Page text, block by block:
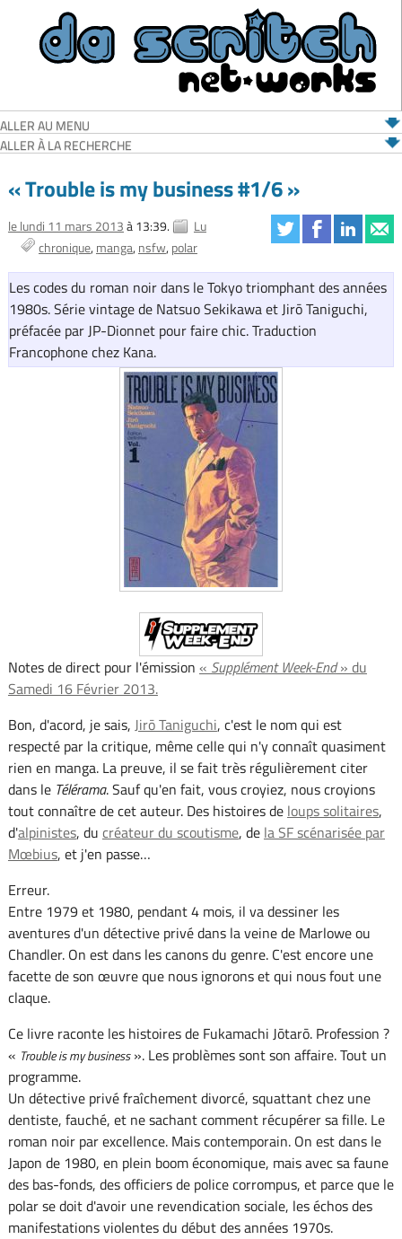
ALLER AU MENU
ALLER À LA RECHERCHE
« Trouble is my business #1/6 »
le lundi 11 mars 2013à 13:39.
Lu
chronique manga nsfw polar
Les codes du roman noir dans le Tokyo triomphant des années
1980s. Série vintage de Natsuo Sekikawa et Jirō Taniguchi,
préfacée par JP-Dionnet pour faire chic. Traduction
Francophone chez Kana.
Notes de direct pour l'émission « Supplément Week-End» du
Samedi 16 Février 2013.
Bon, d'acord, je sais, Jirō Taniguchi, c'est le nom qui est
respecté par la critique, même celle qui n'y connaît quasiment
rien en manga. La preuve, il se fait très régulièrement citer
dans le Télérama. Sauf qu'en fait, vous croyiez, nous croyions
tout connaître de cet auteur. Des histoires de loups solitaires,
d'alpinistes, du créateur du scoutisme, de la SF scénarisée par
Mœbius, et j'en passe…
Erreur.
Entre 1979 et 1980, pendant 4 mois, il va dessiner les
aventures d'un détective privé dans la veine de Marlowe ou
Chandler. On est dans les canons du genre. C'est encore une
facette de son œuvre que nous ignorons et qui nous fout une
claque.
Ce livre raconte les histoires de Fukamachi Jōtarō. Profession ?
« Trouble is my business». Les problèmes sont son affaire. Tout un
programme.
Un détective privé fraîchement divorcé, squattant chez une
dentiste, fauché, et ne sachant comment récupérer sa fille. Le
roman noir par excellence. Mais contemporain. On est dans le
Japon de 1980, en plein boom économique, mais avec sa faune
des bas-fonds, des officiers de police corrompus, et parce que le
polar se doit d'avoir une revendication sociale, les échos des
manifestations violentes du début des années 1970s.